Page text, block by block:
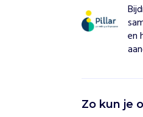
en
i
Zo kun je